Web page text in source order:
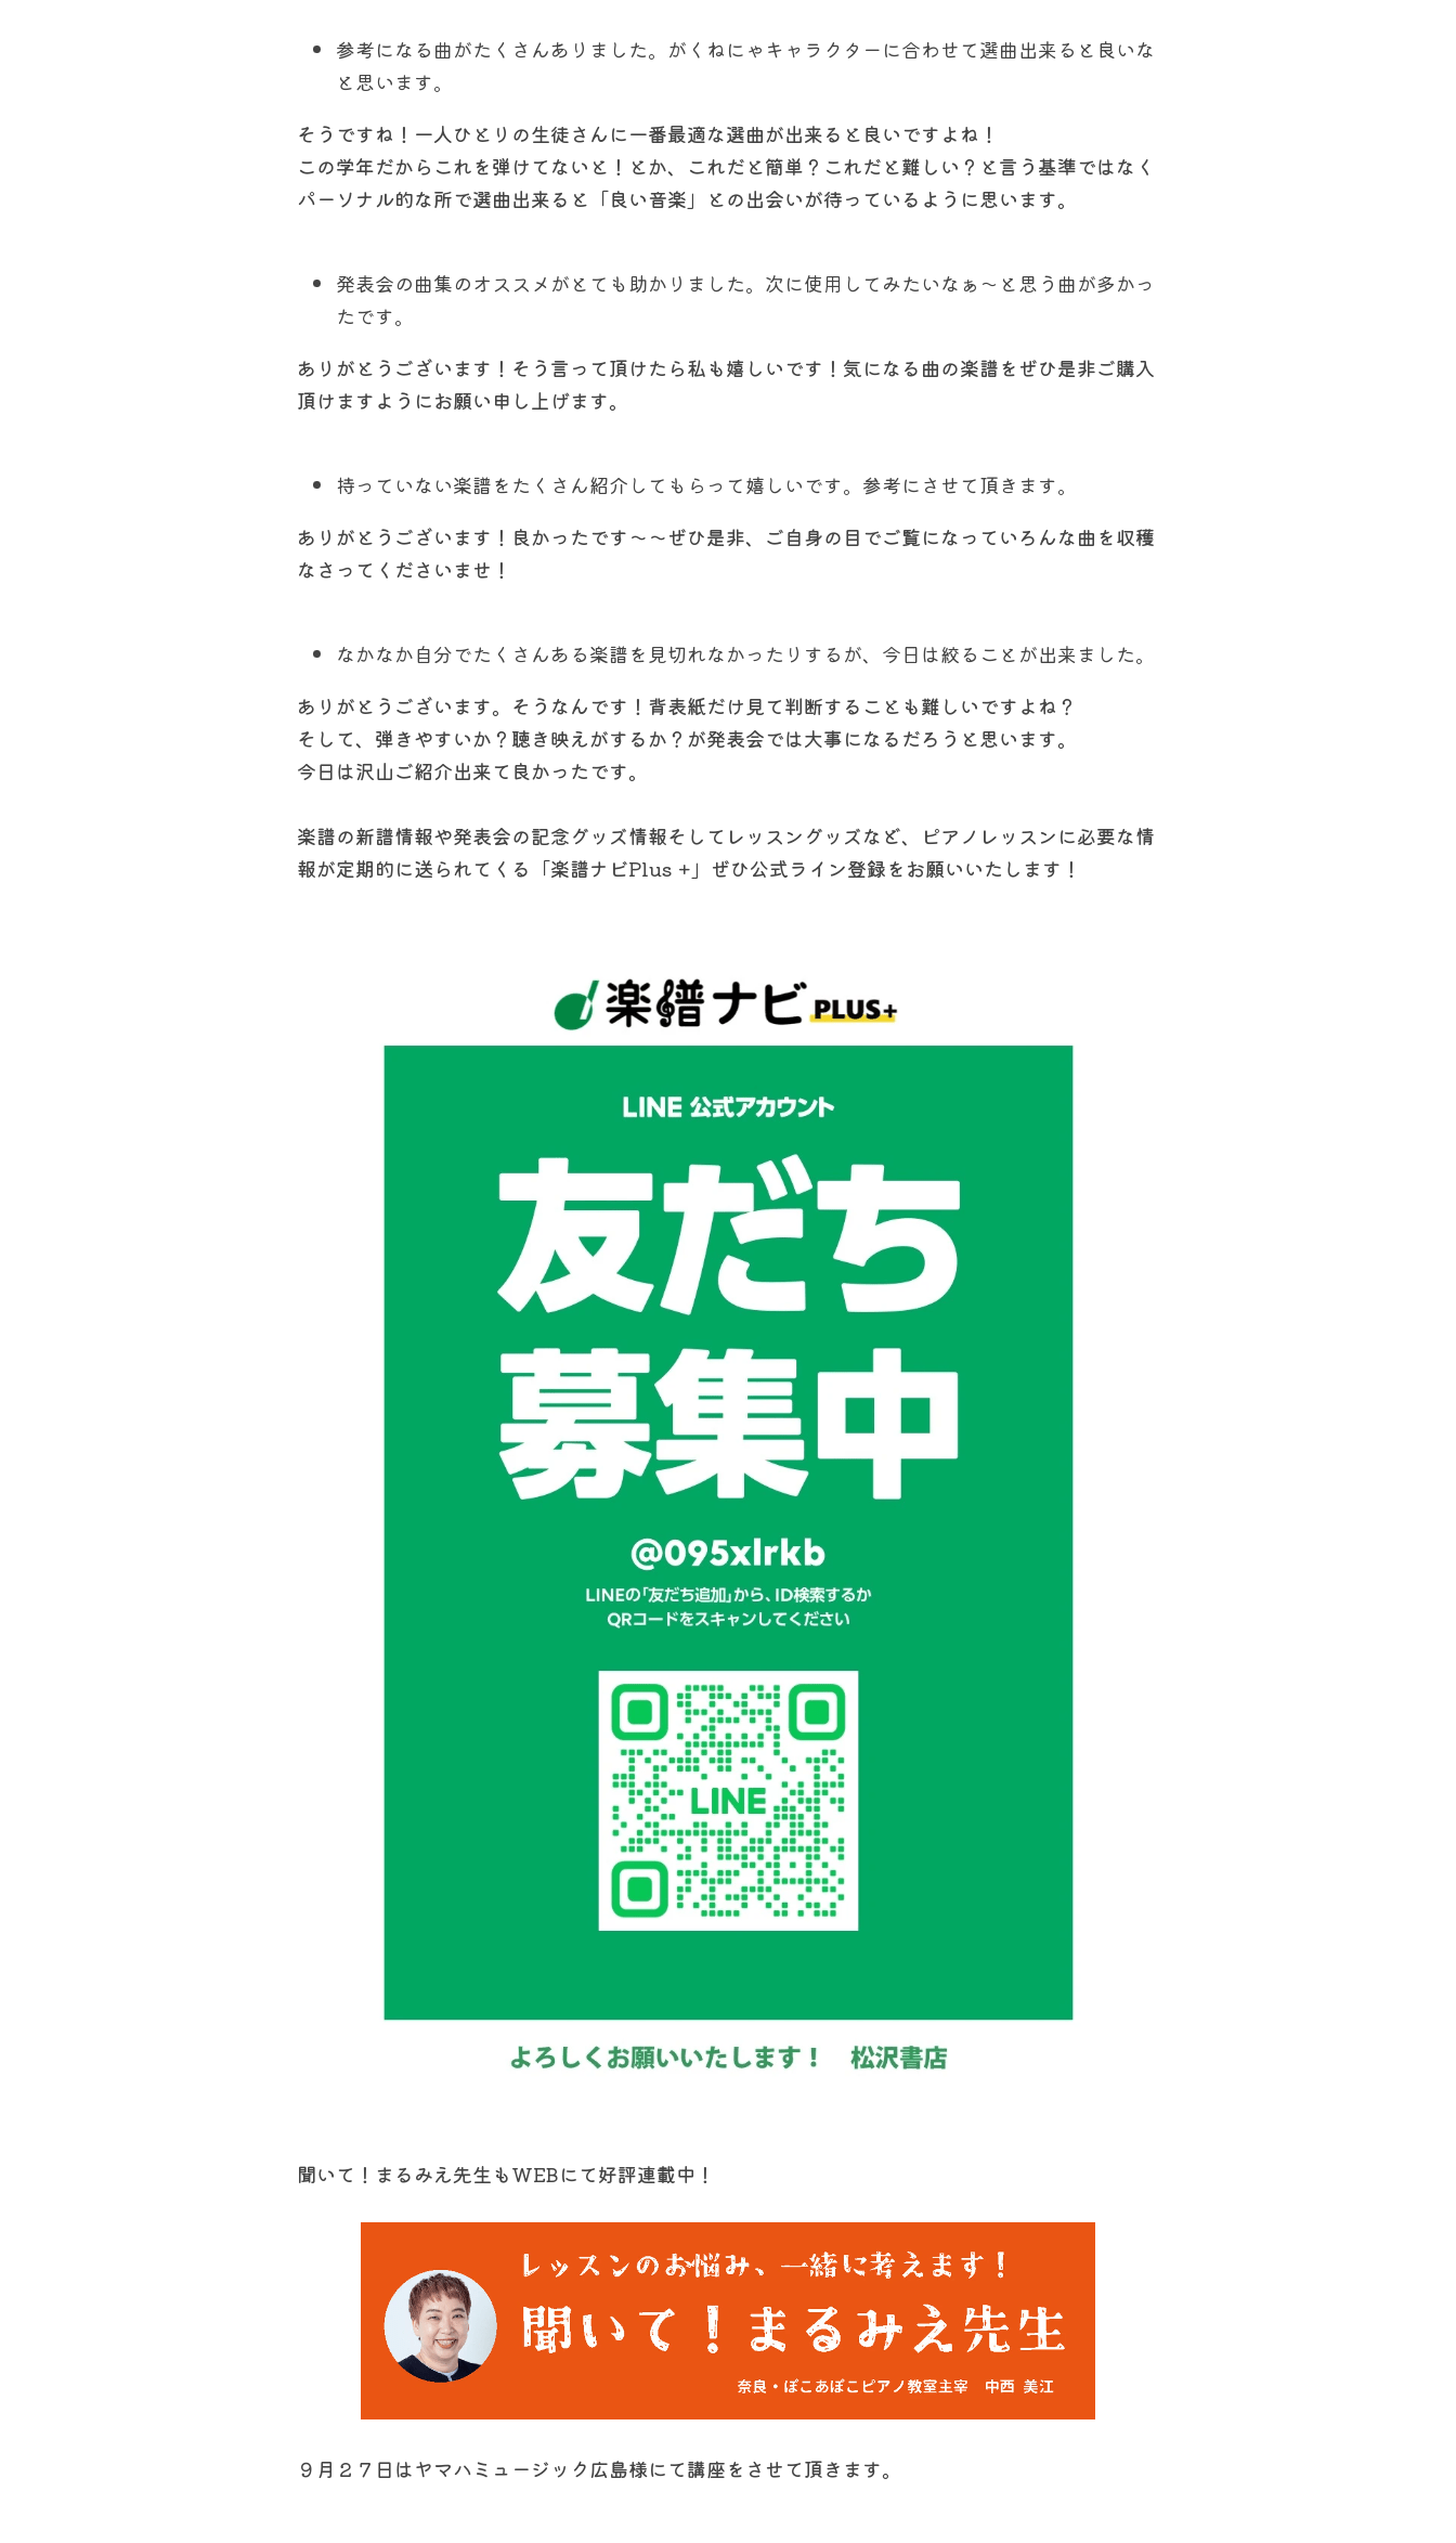
参考になる曲がたくさんありました。がくねにゃキャラクターに合わせて選曲出来ると良いな
と思います。
そうですね！一人ひとりの生徒さんに一番最適な選曲が出来ると良いですよね！
この学年だからこれを弾けてないと！とか、これだと簡単？これだと難しい？と言う基準ではなく
パーソナル的な所で選曲出来ると「良い音楽」との出会いが待っているように思います。
発表会の曲集のオススメがとても助かりました。次に使用してみたいなぁ〜と思う曲が多かっ
たです。
ありがとうございます！そう言って頂けたら私も嬉しいです！気になる曲の楽譜をぜひ是非ご購入
頂けますようにお願い申し上げます。
持っていない楽譜をたくさん紹介してもらって嬉しいです。参考にさせて頂きます。
ありがとうございます！良かったです〜〜ぜひ是非、ご自身の目でご覧になっていろんな曲を収穫
なさってくださいませ！
なかなか自分でたくさんある楽譜を見切れなかったりするが、今日は絞ることが出来ました。
ありがとうございます。そうなんです！背表紙だけ見て判断することも難しいですよね？
そして、弾きやすいか？聴き映えがするか？が発表会では大事になるだろうと思います。
今日は沢山ご紹介出来て良かったです。
楽譜の新譜情報や発表会の記念グッズ情報そしてレッスングッズなど、ピアノレッスンに必要な情
報が定期的に送られてくる「楽譜ナビPlus +」ぜひ公式ライン登録をお願いいたします！
聞いて！まるみえ先生もWEBにて好評連載中！
９月２７日はヤマハミュージック広島様にて講座をさせて頂きます。